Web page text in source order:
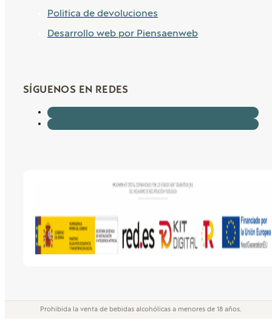
Politica de devoluciones
Desarrollo web por Piensaenweb
SÍGUENOS EN REDES
Prohibida la venta de bebidas alcohólicas a menores de 18 años.